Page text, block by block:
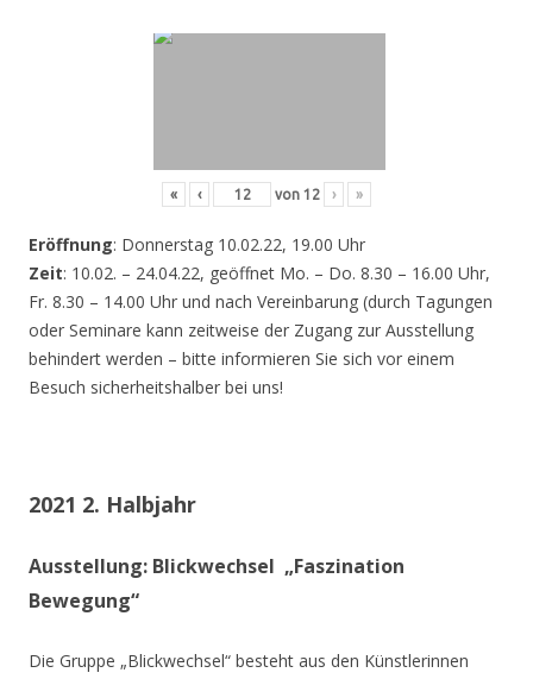
« ‹ von 12 › »
Eröffnung: Donnerstag 10.02.22, 19.00 Uhr
Zeit: 10.02. – 24.04.22, geöffnet Mo. – Do. 8.30 – 16.00 Uhr,
Fr. 8.30 – 14.00 Uhr und nach Vereinbarung (durch Tagungen
oder Seminare kann zeitweise der Zugang zur Ausstellung
behindert werden – bitte informieren Sie sich vor einem
Besuch sicherheitshalber bei uns!
2021 2. Halbjahr
Ausstellung: Blickwechsel „Faszination
Bewegung“
Die Gruppe „Blickwechsel“ besteht aus den Künstlerinnen